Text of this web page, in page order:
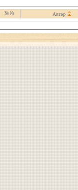
№ № Автор